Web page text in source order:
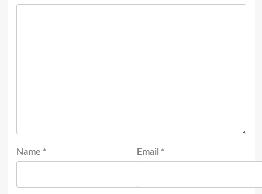
Name * Email *